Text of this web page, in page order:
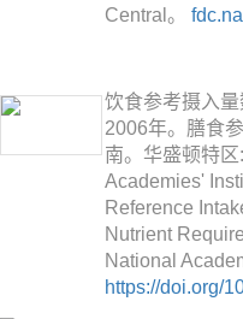
Central。
饮食参考摄入
2006年。膳食
南。华盛顿特
Academies'
Reference
Nutrient
National
https://doi.org/